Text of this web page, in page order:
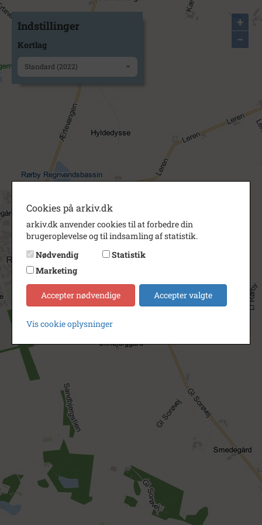
+
−
Indstillinger
Kortlag
Standard (2022)
Cookies på arkiv.dk
arkiv.dk anvender cookies til at forbedre din
brugeroplevelse og til indsamling af statistik.
Nødvendig
Statistik
Marketing
Accepter nødvendige Accepter valgte
Vis cookie oplysninger